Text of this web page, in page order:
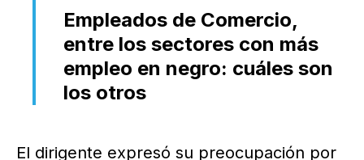
Empleados de Comercio,
entre los sectores con más
empleo en negro: cuáles son
los otros
El dirigente expresó su preocupación por